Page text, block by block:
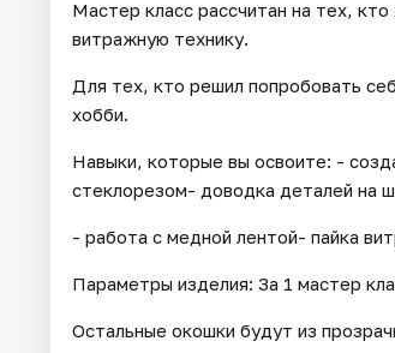
Мастер класс рассчитан на тех,
витражную технику.
Для тех, кто решил попробовать
хобби.
Навыки, которые вы освоите: -
стеклорезом- доводка деталей на
- работа с медной лентой- пайка
Параметры изделия: За 1 мастер
Остальные окошки будут из